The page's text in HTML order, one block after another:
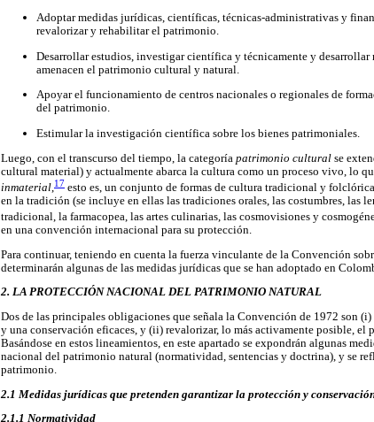
Adoptar medidas jurídicas, científicas, técnicas-administrativas y
revalorizar y rehabilitar el patrimonio.
Desarrollar estudios, investigar científica y técnicamente y
amenacen el patrimonio cultural y natural.
Apoyar el funcionamiento de centros nacionales o regionales de
del patrimonio.
Estimular la investigación científica sobre los bienes patrimoniales.
Luego, con el transcurso del tiempo, la categoría patrimonio cultural se
cultural material) y actualmente abarca la cultura como un proceso vivo, lo
inmaterial,17 esto es, un conjunto de formas de cultura tradicional y
en la tradición (se incluye en ellas las tradiciones orales, las costumbres, las
tradicional, la farmacopea, las artes culinarias, las cosmovisiones y
en una convención internacional para su protección.
Para continuar, teniendo en cuenta la fuerza vinculante de la Convención
determinarán algunas de las medidas jurídicas que se han adoptado en
2. LA PROTECCIÓN NACIONAL DEL PATRIMONIO NATURAL
Dos de las principales obligaciones que señala la Convención de 1972 son
y una conservación eficaces, y (ii) revalorizar, lo más activamente posible,
Basándose en estos lineamientos, en este apartado se expondrán algunas
nacional del patrimonio natural (normatividad, sentencias y doctrina), y se
patrimonio.
2.1 Medidas jurídicas que pretenden garantizar la protección y
2.1.1 Normatividad